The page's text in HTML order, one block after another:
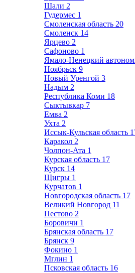
Шали 2
Гудермес 1
Смоленская область 20
Смоленск 14
Ярцево 2
Сафоново 1
Ямало-Ненецкий
Ноябрьск 9
Новый Уренгой 3
Надым 2
Республика Коми 18
Сыктывкар 7
Емва 2
Ухта 2
Иссык-Кульская область
Каракол 2
Чолпон-Ата 1
Курская область 17
Курск 14
Щигры 1
Курчатов 1
Новгородская область 17
Великий Новгород 11
Пестово 2
Боровичи 1
Брянская область 17
Брянск 9
Фокино 1
Мглин 1
Псковская область 16